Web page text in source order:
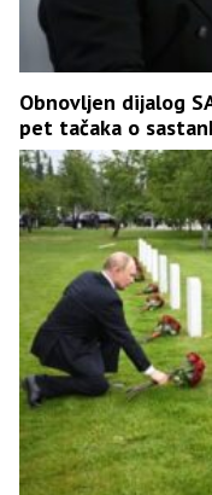
Obnovljen dijalog
pet tačaka o